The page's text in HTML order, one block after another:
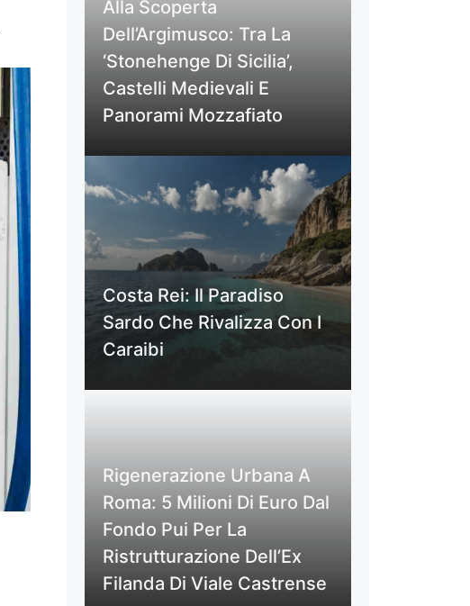
Alla Scoperta
Dell’Argimusco: Tra La
‘Stonehenge Di Sicilia’,
Castelli Medievali E
Panorami Mozzafiato
Costa Rei: Il Paradiso
Sardo Che Rivalizza Con I
Caraibi
Rigenerazione Urbana A
Roma: 5 Milioni Di Euro Dal
Fondo Pui Per La
Ristrutturazione Dell’Ex
Filanda Di Viale Castrense